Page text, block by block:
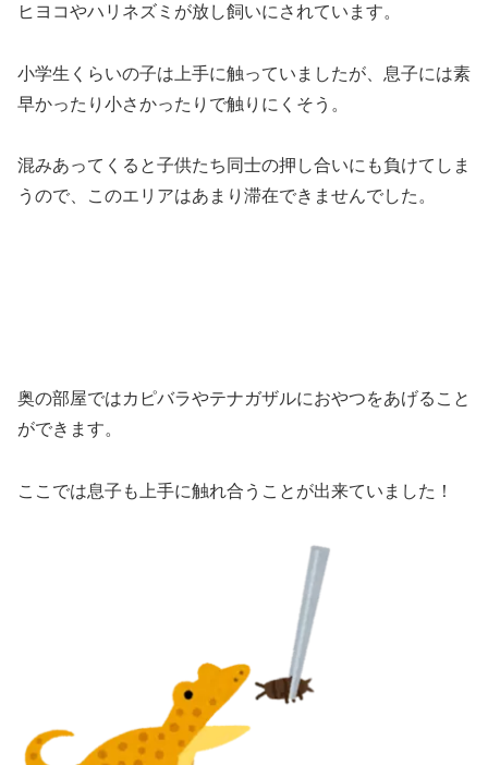
ヒヨコやハリネズミが放し飼いにされています。
小学生くらいの子は上手に触っていましたが、息子には素
早かったり小さかったりで触りにくそう。
混みあってくると子供たち同士の押し合いにも負けてしま
うので、このエリアはあまり滞在できませんでした。
奥の部屋ではカピバラやテナガザルにおやつをあげること
ができます。
ここでは息子も上手に触れ合うことが出来ていました！